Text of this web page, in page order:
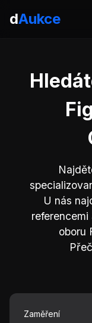
dAukce
U nás
oboru
Zaměření